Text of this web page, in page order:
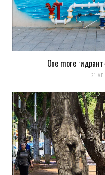
One more
21